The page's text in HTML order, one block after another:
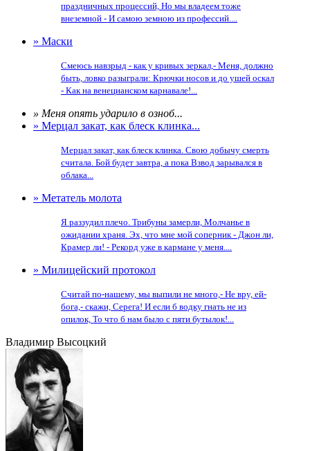
праздничных процессий, Но мы владеем тоже
внеземной - И самою земною из профессий....
» Маски
Смеюсь навзрыд - как у кривых зеркал,- Меня, должно
быть, ловко разыграли: Крючки носов и до ушей оскал
- Как на венецианском карнавале!...
» Меня опять ударило в озноб...
» Мерцал закат, как блеск клинка...
Мерцал закат, как блеск клинка. Свою добычу смерть
считала. Бой будет завтра, а пока Взвод зарывался в
облака...
» Метатель молота
Я раззудил плечо. Трибуны замерли, Молчанье в
ожидании храня. Эх, что мне мой соперник - Джон ли,
Крамер ли! - Рекорд уже в кармане у меня....
» Милицейский протокол
Считай по-нашему, мы выпили не много,- Не вру, ей-
бога,- скажи, Серега! И если б водку гнать не из
опилок, То что б нам было с пяти бутылок!...
Владимир Высоцкий